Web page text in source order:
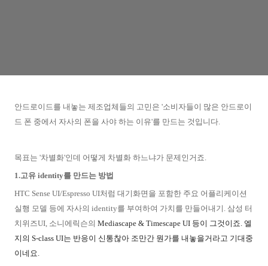
안드로이드를 내놓는 제조업체들의 고민은 '소비자들이 많은 안드로이
드 폰 중에서 자사의 폰을 사야 하는 이유'를 만드는 것입니다.
목표는 '차별화'인데 어떻게 차별화 하느냐가 문제인거죠.
1.고유 identity를 만드는 방법
HTC Sense UI/Espresso UI처럼 대기화면을 포함한 주요 어플리케이션
실행 모델 등에 자사의 identity를 부여하여 가치를 만들어내기. 삼성 터
치위즈UI, 소니에릭슨의 Mediascape & Timescape UI 등이 그것이죠. 엘
지의 S-class UI는 반응이 신통찮아 조만간 뭔가를 내놓을거라고 기대중
이네요.